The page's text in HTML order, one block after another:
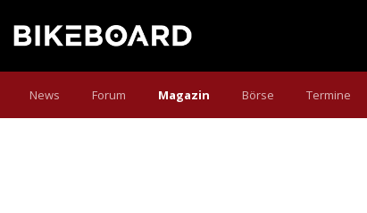
News Forum Magazin Börse Termine